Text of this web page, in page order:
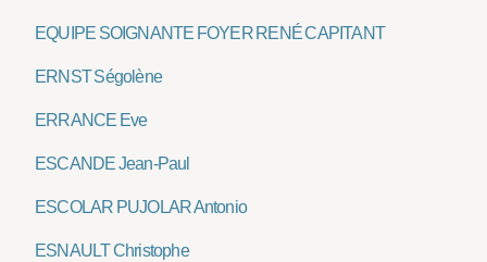
EQUIPE SOIGNANTE FOYER RENÉ CAPITANT
ERNST Ségolène
ERRANCE Eve
ESCANDE Jean-Paul
ESCOLAR PUJOLAR Antonio
ESNAULT Christophe